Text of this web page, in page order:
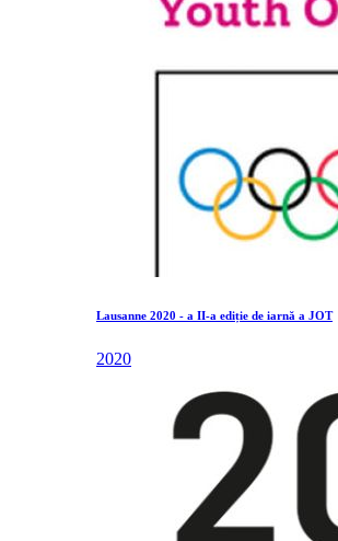
Lausanne 2020 - a II-a ediție de iarnă a JOT
2020